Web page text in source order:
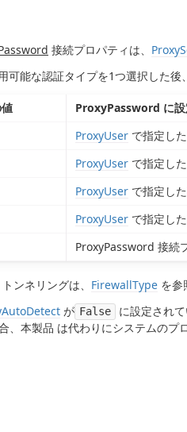
接続プロパティは、
可能な認証タイプを1つ選択した後
ProxyPassword に設
ProxyUserで指定した
ProxyUserで指定した
ProxyUserで指定し
ProxyUserで指定し
ProxyPassword 接続
ンネリングは、 FirewallType を参
が False に設定され
、本製品 は代わりにシステムのプ